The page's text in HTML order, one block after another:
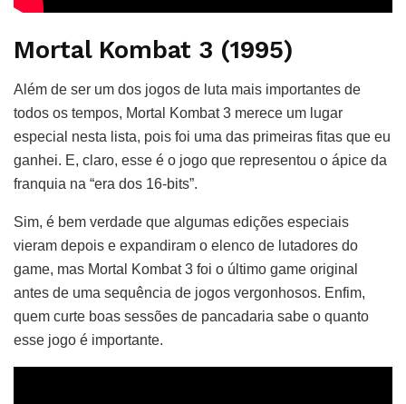
Mortal Kombat 3 (1995)
Além de ser um dos jogos de luta mais importantes de
todos os tempos, Mortal Kombat 3 merece um lugar
especial nesta lista, pois foi uma das primeiras fitas que eu
ganhei. E, claro, esse é o jogo que representou o ápice da
franquia na “era dos 16-bits”.
Sim, é bem verdade que algumas edições especiais
vieram depois e expandiram o elenco de lutadores do
game, mas Mortal Kombat 3 foi o último game original
antes de uma sequência de jogos vergonhosos. Enfim,
quem curte boas sessões de pancadaria sabe o quanto
esse jogo é importante.